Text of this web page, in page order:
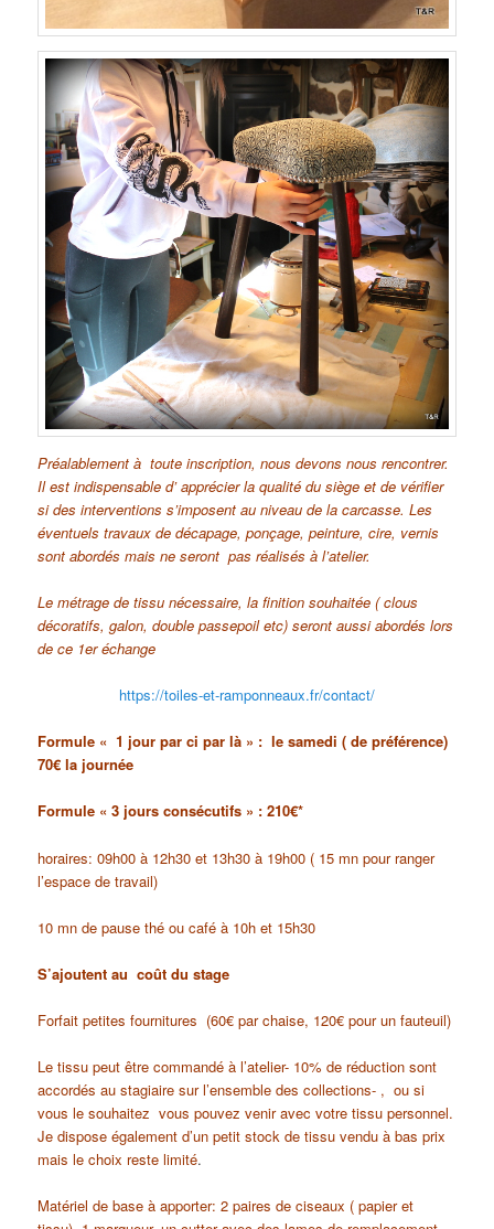
Préalablement à toute inscription, nous devons nous rencontrer.
Il est indispensable d’ apprécier la qualité du siège et de vérifier
si des interventions s’imposent au niveau de la carcasse. Les
éventuels travaux de décapage, ponçage, peinture, cire, vernis
sont abordés mais ne seront pas réalisés à l’atelier.
Le métrage de tissu nécessaire, la finition souhaitée ( clous
décoratifs, galon, double passepoil etc) seront aussi abordés lors
de ce 1er échange
https://toiles-et-ramponneaux.fr/contact/
Formule « 1 jour par ci par là » : le samedi ( de préférence)
70€ la journée
Formule « 3 jours consécutifs » : 210€*
horaires: 09h00 à 12h30 et 13h30 à 19h00 ( 15 mn pour ranger
l’espace de travail)
10 mn de pause thé ou café à 10h et 15h30
S’ajoutent au coût du stage
Forfait petites fournitures (60€ par chaise, 120€ pour un fauteuil)
Le tissu peut être commandé à l’atelier- 10% de réduction sont
accordés au stagiaire sur l’ensemble des collections- , ou si
vous le souhaitez vous pouvez venir avec votre tissu personnel.
Je dispose également d’un petit stock de tissu vendu à bas prix
mais le choix reste limité.
Matériel de base à apporter: 2 paires de ciseaux ( papier et